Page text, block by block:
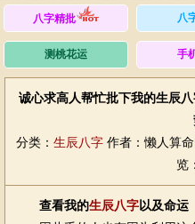
八字精批 八
测桃花运 手
诚心求高人帮忙批下我的生辰
分类： 生辰八字 作者：懒人算命
览
查看我的生辰八字以及命运